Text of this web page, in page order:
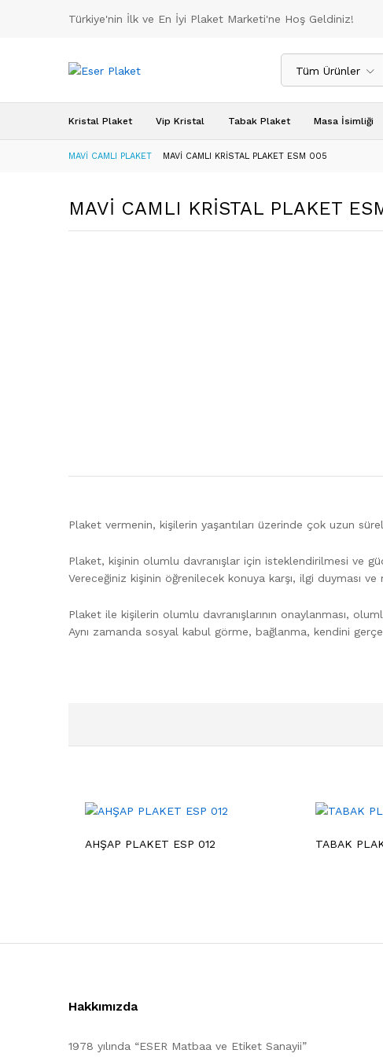
Türkiye'nin İlk ve En İyi Plaket Marketi'ne Hoş Geldiniz!
Tüm Ürünler
Kristal Plaket Vip Kristal Tabak Plaket Masa İsimliği
MAVİ CAMLI PLAKET MAVİ CAMLI KRİSTAL PLAKET ESM 005
MAVİ CAMLI KRİSTAL PLAKET
Plaket vermenin, kişilerin yaşantıları üzerinde çok uzun
Plaket, kişinin olumlu davranışlar için isteklendirilmesi ve
Vereceğiniz kişinin öğrenilecek konuya karşı, ilgi duyması
Plaket ile kişilerin olumlu davranışlarının onaylanması,
Aynı zamanda sosyal kabul görme, bağlanma, kendini
AHŞAP PLAKET ESP 012 TABAK
Hakkımızda
1978 yılında “ESER Matbaa ve Etiket Sanayii”